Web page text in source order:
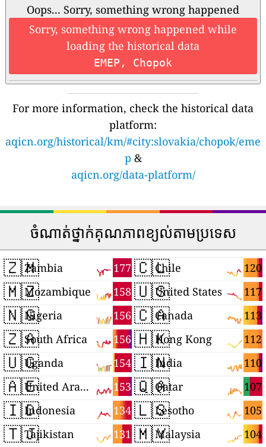
Oops... Sorry, something wrong happened
Sorry, something wrong happened while
loading the historical data
EMEP, Chopok
For more information, check the historical data
platform:
aqicn.org/historical/km/#city:slovakia/chopok/eme
p &
aqicn.org/data-platform/
ចំណាត់ថ្នាក់គុណភាពខ្យល់តាមប្រទេស
🇿🇲 177
Zambia
🇲🇿 158
Mozambique
🇳🇬 156
Nigeria
🇿🇦 156
South Africa
🇺🇬 154
Uganda
🇦🇪 153
United Arab Emirates
🇮🇩 134
Indonesia
🇹🇯 131
Tajikistan
🇨🇱 120
Chile
🇺🇸 117
United States
🇨🇦 113
Canada
🇭🇰 112
Hong Kong
🇮🇳 110
India
🇶🇦 107
Qatar
🇱🇸 105
Lesotho
🇲🇾 104
Malaysia